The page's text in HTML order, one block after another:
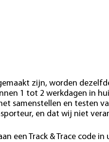
zijn, worden
1 tot 2 werkdagen in
samenstellen en testen
en dat wij niet
een Track & Trace code in